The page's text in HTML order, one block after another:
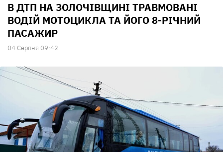
В ДТП НА ЗОЛОЧІВЩИНІ ТРАВМОВАНІ
ВОДІЙ МОТОЦИКЛА ТА ЙОГО 8-РІЧНИЙ
ПАСАЖИР
04 Серпня 09:42